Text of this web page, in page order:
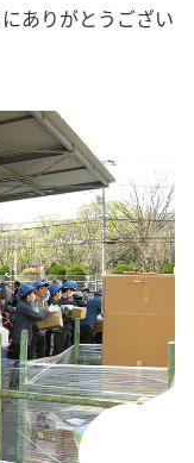
ありがとうござい